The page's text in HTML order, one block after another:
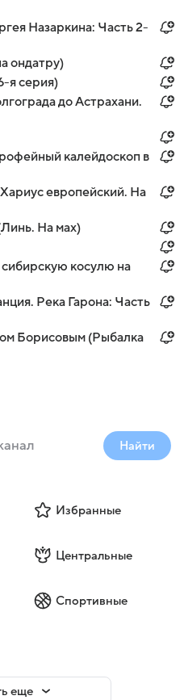
Назаркина: Часть 2-
ондатру)
я серия)
до Астрахани.
калейдоскоп в
европейский. На
На мах)
косулю на
Река Гарона: Часть
Борисовым (Рыбалка
Найти
Избранные
Центральные
Спортивные
еще